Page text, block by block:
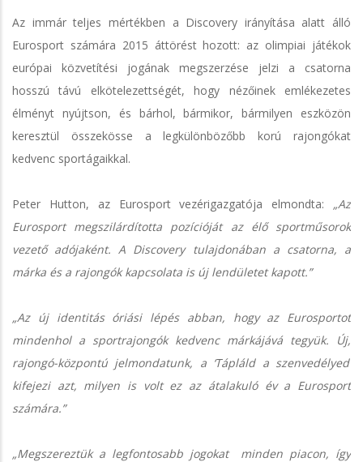
Az immár teljes mértékben a Discovery irányítása alatt álló
Eurosport számára 2015 áttörést hozott: az olimpiai játékok
európai közvetítési jogának megszerzése jelzi a csatorna
hosszú távú elkötelezettségét, hogy nézőinek emlékezetes
élményt nyújtson, és bárhol, bármikor, bármilyen eszközön
keresztül összekösse a legkülönbözőbb korú rajongókat
kedvenc sportágaikkal.
Peter Hutton, az Eurosport vezérigazgatója elmondta: „Az
Eurosport megszilárdította pozícióját az élő sportműsorok
vezető adójaként. A Discovery tulajdonában a csatorna, a
márka és a rajongók kapcsolata is új lendületet kapott.”
„Az új identitás óriási lépés abban, hogy az Eurosportot
mindenhol a sportrajongók kedvenc márkájává tegyük. Új,
rajongó-központú jelmondatunk, a ‘Tápláld a szenvedélyed’
kifejezi azt, milyen is volt ez az átalakuló év a Eurosport
számára.”
„Megszereztük a legfontosabb jogokat minden piacon, így